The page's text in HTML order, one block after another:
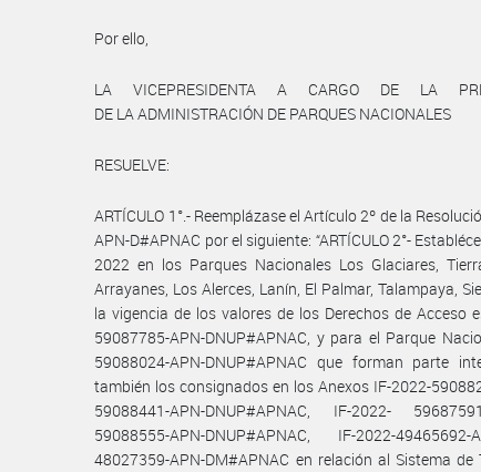
Por ello,
LA VICEPRESIDENTA A CARGO DE LA
DE LA ADMINISTRACIÓN DE PARQUES NACIONALES
RESUELVE:
ARTÍCULO 1°.- Reemplázase el Artículo 2º de la
APN-D#APNAC por el siguiente: “ARTÍCULO 2°-
2022 en los Parques Nacionales Los Glaciares,
Arrayanes, Los Alerces, Lanín, El Palmar, Talampaya,
la vigencia de los valores de los Derechos de Acceso
59087785-APN-DNUP#APNAC, y para el Parque
59088024-APN-DNUP#APNAC que forman parte
también los consignados en los Anexos IF-2022-
59088441-APN-DNUP#APNAC, IF-2022-
59088555-APN-DNUP#APNAC, IF-2022-
48027359-APN-DM#APNAC en relación al Sistema